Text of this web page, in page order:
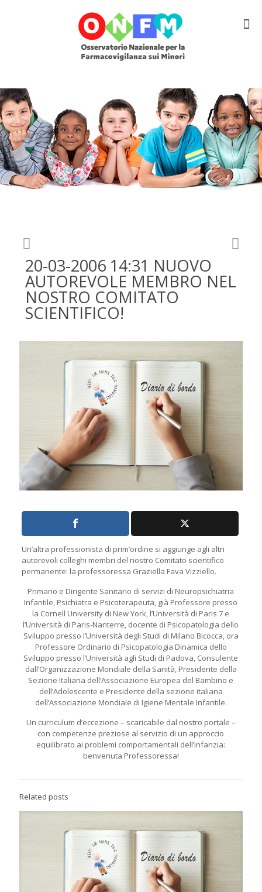
20-03-2006 14:31 NUOVO
AUTOREVOLE MEMBRO NEL
NOSTRO COMITATO
SCIENTIFICO!
Un’altra professionista di prim’ordine si aggiunge agli altri
autorevoli colleghi membri del nostro Comitato scientifico
permanente: la professoressa Graziella Fava Vizziello.
Primario e Dirigente Sanitario di servizi di Neuropsichiatria
Infantile, Psichiatra e Psicoterapeuta, già Professore presso
la Cornell University di New York, l’Università di Paris 7 e
l’Università di Paris-Nanterre, docente di Psicopatologia dello
Sviluppo presso l’Università degli Studi di Milano Bicocca, ora
Professore Ordinario di Psicopatologia Dinamica dello
Sviluppo presso l’Università agli Studi di Padova, Consulente
dall’Organizzazione Mondiale della Sanità, Presidente della
Sezione Italiana dell’Associazione Europea del Bambino e
dell’Adolescente e Presidente della sezione italiana
dell’Associazione Mondiale di Igiene Mentale Infantile.
Un curriculum d’eccezione – scaricabile dal nostro portale –
con competenze preziose al servizio di un approccio
equilibrato ai problemi comportamentali dell’infanzia:
benvenuta Professoressa!
Related posts